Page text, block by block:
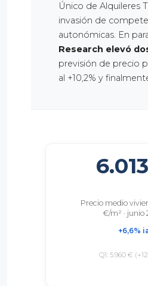
Único de Alquileres
invasión de
autonómicas. En
Research elevó
previsión de precio
al +10,2% y
Precio medio
€/m² · junio
+6,6%
Q1: 5.960 €